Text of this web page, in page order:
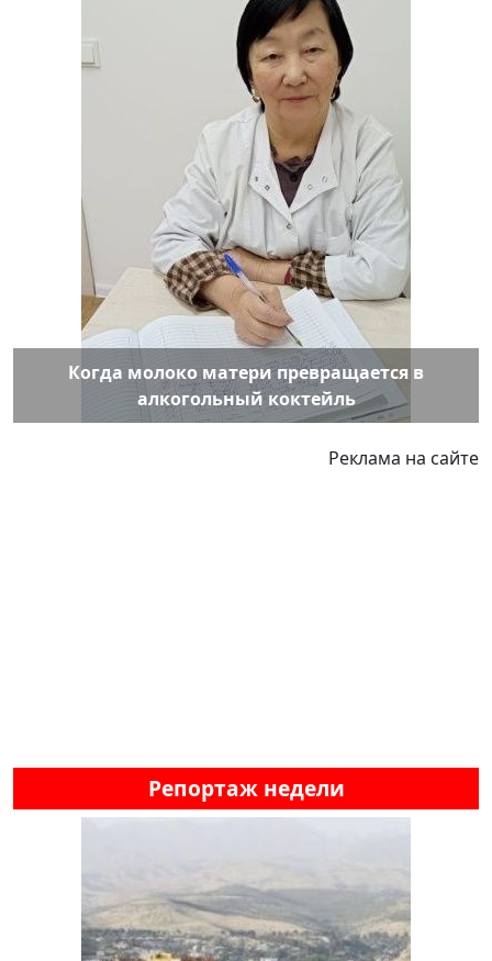
Когда молоко матери превращается в
алкогольный коктейль
Реклама на сайте
Репортаж недели